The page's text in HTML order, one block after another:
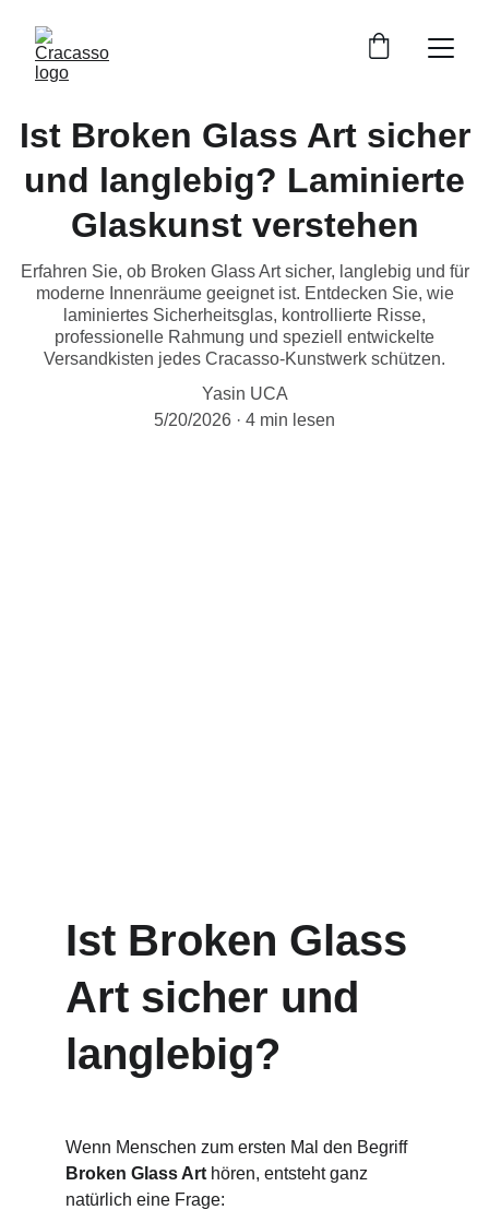
Ist Broken Glass Art sicher
und langlebig? Laminierte
Glaskunst verstehen
Erfahren Sie, ob Broken Glass Art sicher, langlebig und für
moderne Innenräume geeignet ist. Entdecken Sie, wie
laminiertes Sicherheitsglas, kontrollierte Risse,
professionelle Rahmung und speziell entwickelte
Versandkisten jedes Cracasso-Kunstwerk schützen.
Yasin UCA
5/20/2026
4 min lesen
Ist Broken Glass
Art sicher und
langlebig?
Wenn Menschen zum ersten Mal den Begriff
Broken Glass Art hören, entsteht ganz
natürlich eine Frage: